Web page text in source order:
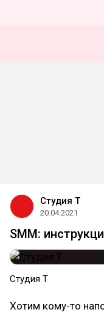
Студия Т
20.04.2021
SMM:
Студия Т
Хотим кому-то